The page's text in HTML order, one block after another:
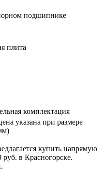
подшипнике
плита
комплектация
указана при размере
купить напрямую
руб. в Красногорске.